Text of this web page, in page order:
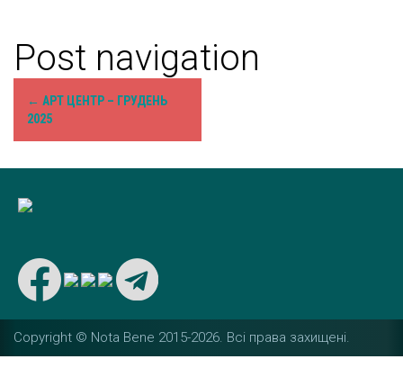
Post navigation
← АРТ ЦЕНТР – ГРУДЕНЬ
2025
Copyright © Nota Bene 2015-2026. Вcі права захищені.